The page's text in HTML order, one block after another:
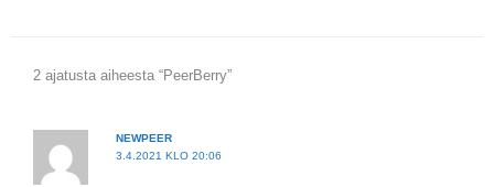
2 ajatusta aiheesta “PeerBerry”
NEWPEER
3.4.2021 KLO 20:06